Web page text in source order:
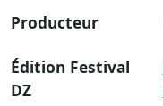
Producteur
Édition Festival
DZ